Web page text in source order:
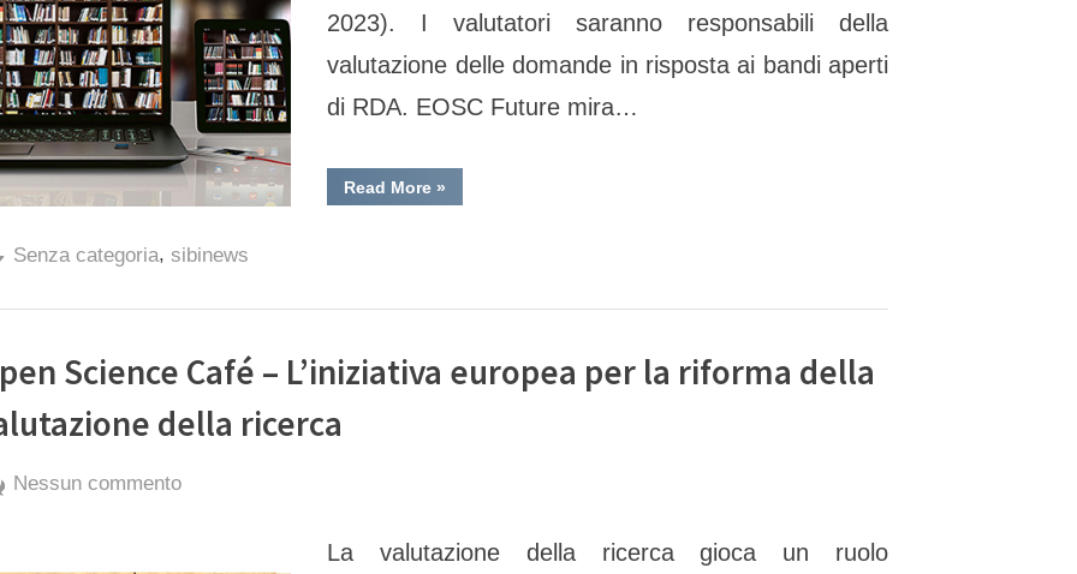
RDA
nel
progetto
EOSC
Future
2023). I valutatori saranno responsabili della
valutazione delle domande in risposta ai bandi aperti
di RDA. EOSC Future mira…
Read More“Call
per valutatori
Future”
»
Senza categoria, sibinews
Science Café – L’iniziativa europea per la riforma della
della ricerca
Posted
17 Novembre 2022
By
exporter
Nessun commentosu
La valutazione della ricerca gioca un ruolo